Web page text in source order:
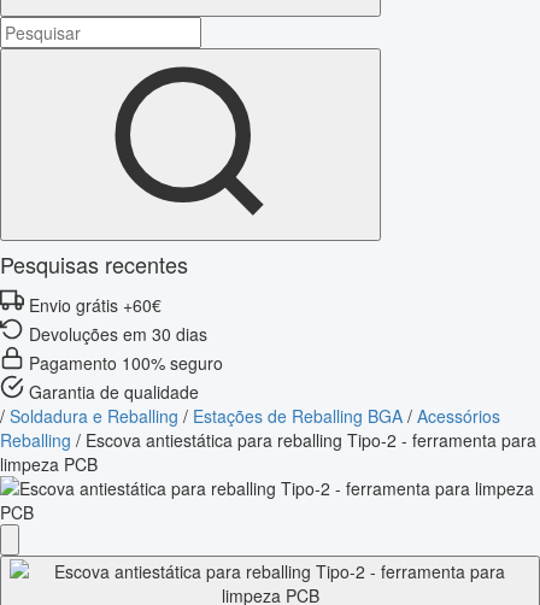
Pesquisas recentes
Envio grátis +60€
Devoluções em 30 dias
Pagamento 100% seguro
Garantia de qualidade
/ Soldadura e Reballing / Estações de Reballing BGA / Acessórios
Reballing / Escova antiestática para reballing Tipo-2 - ferramenta para
limpeza PCB